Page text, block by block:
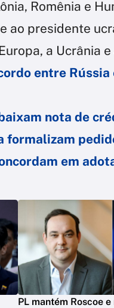
Romênia e
ao presidente
a Ucrânia
entre
nota de
formalizam
em
PL mantém Roscoe